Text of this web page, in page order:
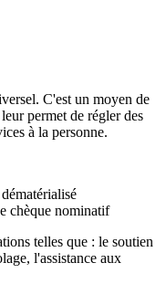
C'est un moyen de
permet de régler des
à la personne.
chèque nominatif
telles que : le soutien
l'assistance aux